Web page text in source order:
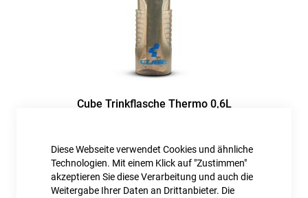
Diese Webseite verwendet Cookies und ähnliche
Technologien. Mit einem Klick auf "Zustimmen"
akzeptieren Sie diese Verarbeitung und auch die
Weitergabe Ihrer Daten an Drittanbieter. Die
Cube Trinkflasche Thermo 0,6L
Inkl. MwSt., nur Abholung möglich